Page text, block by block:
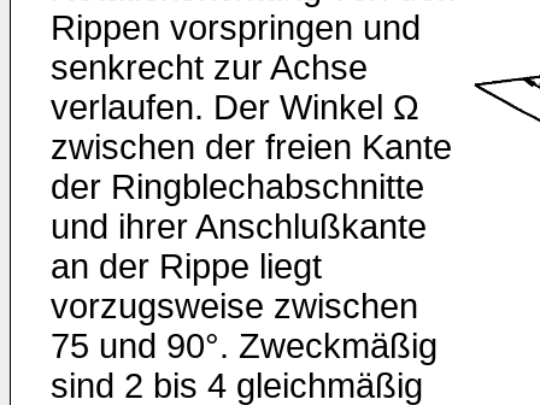
Rippen vorspringen und
senkrecht zur Achse
verlau­fen. Der Winkel Ω
zwischen der freien Kante
der Ringblechabschnitte
und ihrer Anschlußkante
an der Rippe liegt
vorzugsweise zwischen
75 und 90°. Zweck­mäßig
sind 2 bis 4 gleichmäßig